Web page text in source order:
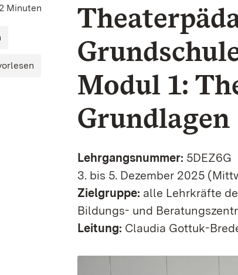
Modul 1:
Grundlagen
Lehrgangsnummer: 5DEZ6G
3. bis 5. Dezember 2025
Zielgruppe: alle Lehrkräfte
Bildungs- und
Leitung: Claudia Gottuk-
Minuten